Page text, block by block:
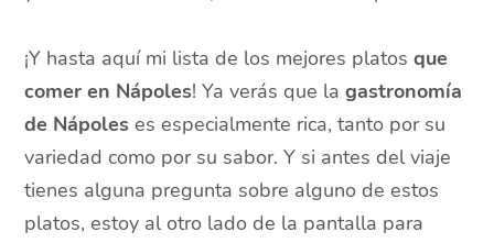
¡Y hasta aquí mi lista de los mejores platosque
comer en Nápoles! Ya verás que lagastronomía
de Nápoleses especialmente rica, tanto por su
variedad como por su sabor. Y si antes del viaje
tienes alguna pregunta sobre alguno de estos
platos, estoy al otro lado de la pantalla para